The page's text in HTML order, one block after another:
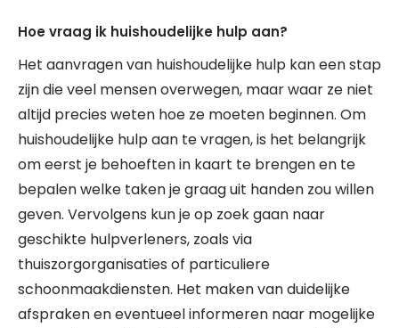
Hoe vraag ik huishoudelijke hulp aan?
Het aanvragen van huishoudelijke hulp kan een stap
zijn die veel mensen overwegen, maar waar ze niet
altijd precies weten hoe ze moeten beginnen. Om
huishoudelijke hulp aan te vragen, is het belangrijk
om eerst je behoeften in kaart te brengen en te
bepalen welke taken je graag uit handen zou willen
geven. Vervolgens kun je op zoek gaan naar
geschikte hulpverleners, zoals via
thuiszorgorganisaties of particuliere
schoonmaakdiensten. Het maken van duidelijke
afspraken en eventueel informeren naar mogelijke